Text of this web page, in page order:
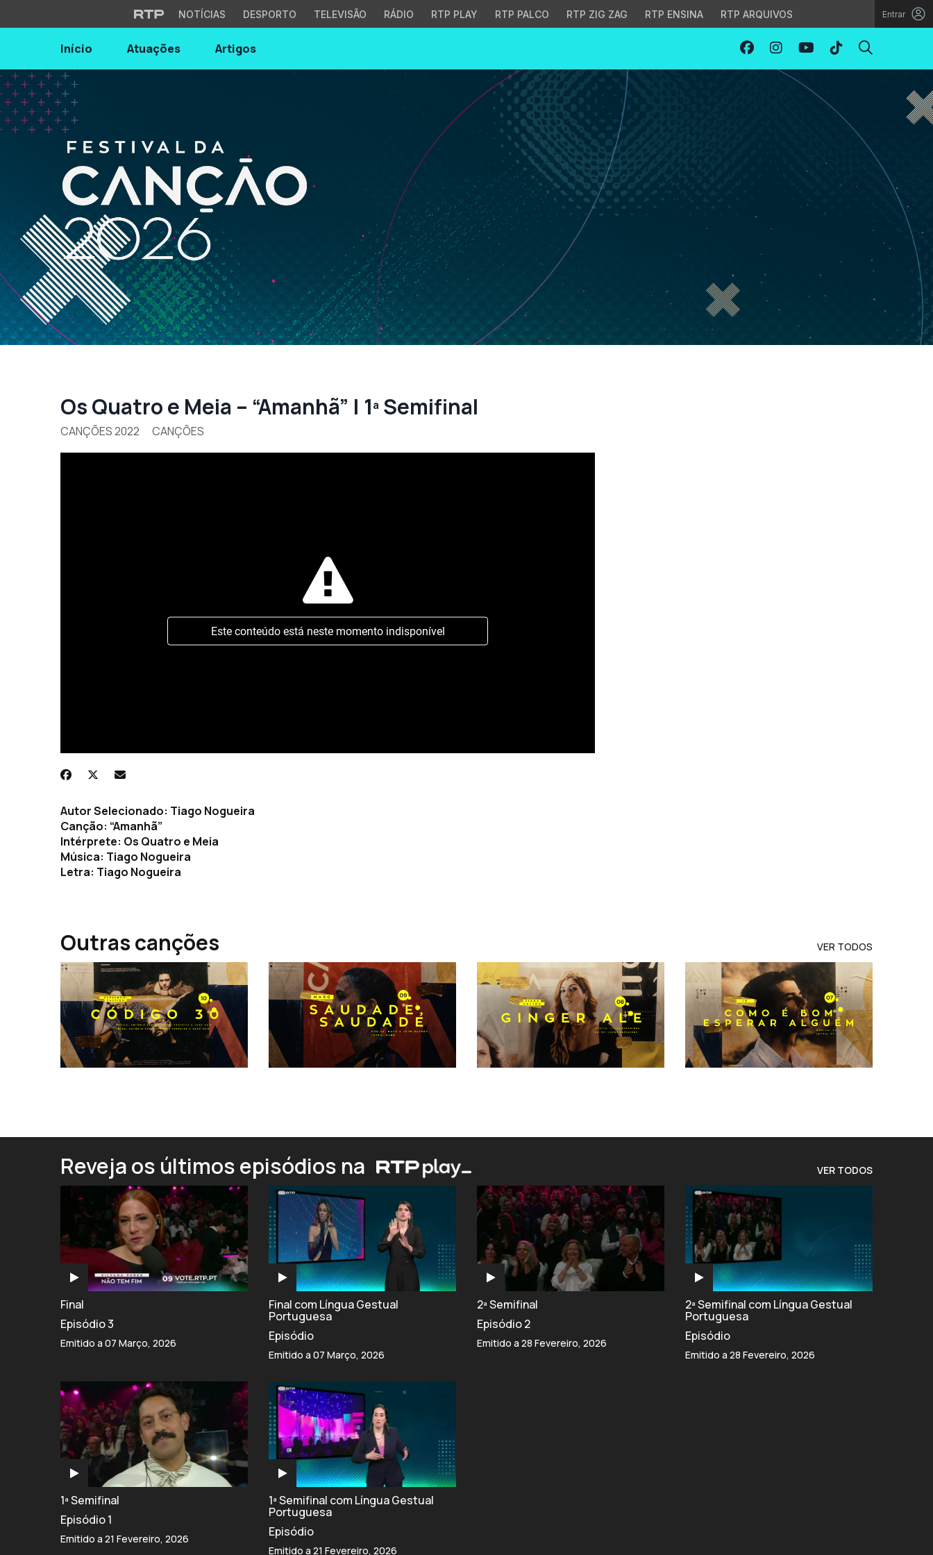
NOTÍCIAS DESPORTO TELEVISÃO RÁDIO RTP PLAY RTP PALCO RTP ZIG ZAG RTP ENSINA RTP ARQUIVOS Entrar
Início Atuações Artigos
Os Quatro e Meia – “Amanhã” | 1ª Semifinal
CANÇÕES 2022 CANÇÕES
Este conteúdo está neste momento indisponível
Autor Selecionado: Tiago Nogueira
Canção: “Amanhã”
Intérprete: Os Quatro e Meia
Música: Tiago Nogueira
Letra: Tiago Nogueira
Outras canções VER TODOS
Reveja os últimos episódios na VER TODOS
Final
Episódio 3
Emitido a 07 Março, 2026
Final com Língua Gestual
Portuguesa
Episódio
Emitido a 07 Março, 2026
2ª Semifinal
Episódio 2
Emitido a 28 Fevereiro, 2026
2ª Semifinal com Língua Gestual
Portuguesa
Episódio
Emitido a 28 Fevereiro, 2026
1ª Semifinal
Episódio 1
Emitido a 21 Fevereiro, 2026
1ª Semifinal com Língua Gestual
Portuguesa
Episódio
Emitido a 21 Fevereiro, 2026